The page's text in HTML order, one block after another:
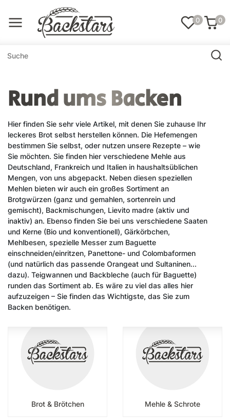
0 0
Rund ums Backen
Hier finden Sie sehr viele Artikel, mit denen Sie zuhause Ihr
leckeres Brot selbst herstellen können. Die Hefemengen
bestimmen Sie selbst, oder nutzen unsere Rezepte – wie
Sie möchten. Sie finden hier verschiedene Mehle aus
Deutschland, Frankreich und Italien in haushaltsüblichen
Mengen, von uns abgepackt. Neben diesen speziellen
Mehlen bieten wir auch ein großes Sortiment an
Brotgwürzen (ganz und gemahlen, sortenrein und
gemischt), Backmischungen, Lievito madre (aktiv und
inaktiv) an. Ebenso finden Sie bei uns verschiedene Saaten
und Kerne (Bio und konventionell), Gärkörbchen,
Mehlbesen, spezielle Messer zum Baguette
einschneiden/einritzen, Panettone- und Colombaformen
(und natürlich das passende Orangeat und Sultaninen...
dazu). Teigwannen und Backbleche (auch für Baguette)
runden das Sortiment ab. Es wäre zu viel das alles hier
aufzuzeigen – Sie finden das Wichtigste, das Sie zum
Backen benötigen.
Brot & Brötchen Mehle & Schrote